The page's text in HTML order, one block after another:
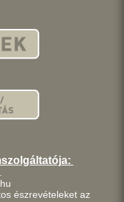
észrevételeket az